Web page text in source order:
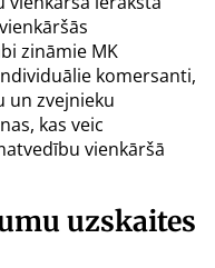
zināmie MK
komersanti,
un zvejnieku
kas veic
vienkāršā
uzskaites